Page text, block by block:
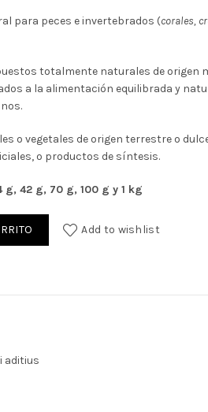
para peces e invertebrados (corales,
totalmente naturales de origen
a la alimentación equilibrada y
o vegetales de origen terrestre o
o productos de síntesis.
g, 42 g, 70 g, 100 g y 1 kg
Add to wishlist
aditius